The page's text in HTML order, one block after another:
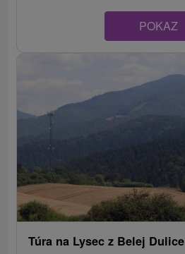
POKAZ
Túra na Lysec z Belej Dulice